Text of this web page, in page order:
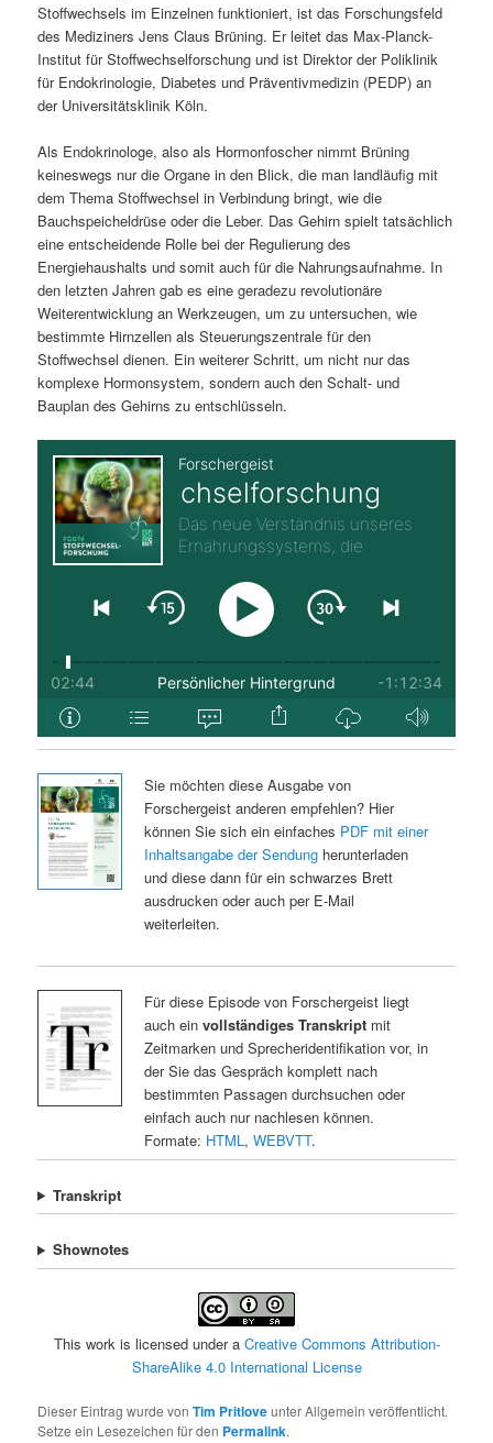
g
e
n
i
n
g
e
n
Stoffwechsels im Einzelnen funktioniert, ist das Forschungsfeld
des Mediziners Jens Claus Brüning. Er leitet das Max-Planck-
Institut für Stoffwechselforschung und ist Direktor der Poliklinik
für Endokrinologie, Diabetes und Präventivmedizin (PEDP) an
der Universitätsklinik Köln.
Als Endokrinologe, also als Hormonfoscher nimmt Brüning
keineswegs nur die Organe in den Blick, die man landläufig mit
dem Thema Stoffwechsel in Verbindung bringt, wie die
Bauchspeicheldrüse oder die Leber. Das Gehirn spielt tatsächlich
eine entscheidende Rolle bei der Regulierung des
Energiehaushalts und somit auch für die Nahrungsaufnahme. In
den letzten Jahren gab es eine geradezu revolutionäre
Weiterentwicklung an Werkzeugen, um zu untersuchen, wie
bestimmte Hirnzellen als Steuerungszentrale für den
Stoffwechsel dienen. Ein weiterer Schritt, um nicht nur das
komplexe Hormonsystem, sondern auch den Schalt- und
Bauplan des Gehirns zu entschlüsseln.
Sie möchten diese Ausgabe von
Forschergeist anderen empfehlen? Hier
können Sie sich ein einfaches PDF mit einer
Inhaltsangabe der Sendungherunterladen
und diese dann für ein schwarzes Brett
ausdrucken oder auch per E-Mail
weiterleiten.
Für diese Episode von Forschergeist liegt
auch ein vollständiges Transkriptmit
Zeitmarken und Sprecheridentifikation vor, in
der Sie das Gespräch komplett nach
bestimmten Passagen durchsuchen oder
einfach auch nur nachlesen können.
Formate: HTML, WEBVTT.
Transkript
Shownotes
This work is licensed under a Creative Commons Attribution-
ShareAlike 4.0 International License
Dieser Eintrag wurde vonTim Pritloveunter Allgemein veröffentlicht.
Setze ein Lesezeichen für den Permalink.